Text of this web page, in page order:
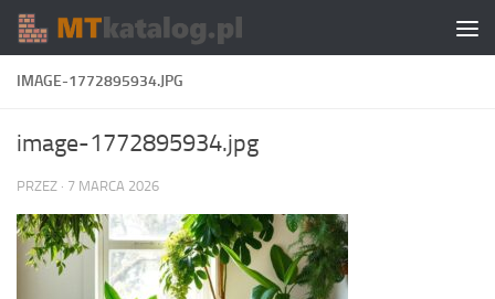
Skip to content
IMAGE-1772895934.JPG
image-1772895934.jpg
PRZEZ · 7 MARCA 2026